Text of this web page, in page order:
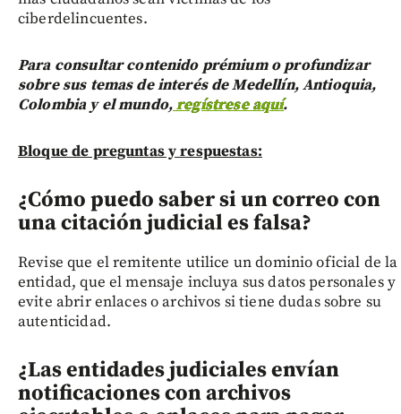
ciberdelincuentes.
Para consultar contenido prémium o profundizar
sobre sus temas de interés de Medellín, Antioquia,
Colombia y el mundo,regístrese aquí.
Bloque de preguntas y respuestas:
¿Cómo puedo saber si un correo con
una citación judicial es falsa?
Revise que el remitente utilice un dominio oficial de la
entidad, que el mensaje incluya sus datos personales y
evite abrir enlaces o archivos si tiene dudas sobre su
autenticidad.
¿Las entidades judiciales envían
notificaciones con archivos